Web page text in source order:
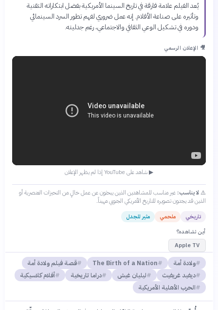
يُعد الفيلم علامة فارقة في تاريخ السينما الأمريكية بفضل ابتكاراته التقنية
وتأثيره على صناعة الأفلام. إنه عمل ضروري لفهم تطور السرد السينمائي
ودوره في تشكيل الوعي الثقافي والاجتماعي، رغم جدليته.
🎥 الإعلان الرسمي
▶ شاهد على YouTube إذا لم يظهر الإعلان
⚠️لا يناسب: غير مناسب للمشاهدين الذين يبحثون عن عمل خالٍ من التحيزات العنصرية أو
الذين قد يجدون تصويره للتاريخ الأمريكي الجنوبي مهيناً.
تاريخي ملحمي
مثير للجدل
أين تشاهده؟
Apple TV
ولادة أمة The Birth of a Nation
قصة فيلم ولادة أمة
ديفيد غريفيث
ليليان غيش دراما تاريخية
أفلام كلاسيكية
الحرب الأهلية الأمريكية